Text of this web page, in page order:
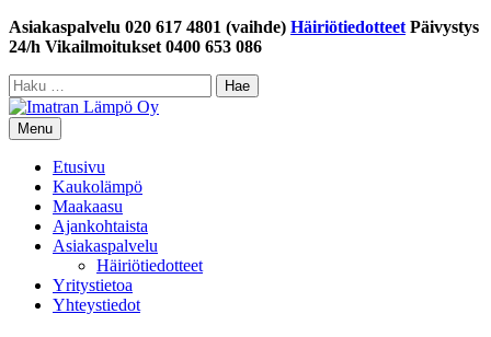
Siirry
sisältöön
Asiakaspalvelu 020 617 4801 (vaihde) Häiriötiedotteet Päivystys
24/h Vikailmoitukset 0400 653 086
Haku:
Menu
Etusivu
Kaukolämpö
Maakaasu
Ajankohtaista
Asiakaspalvelu
Häiriötiedotteet
Yritystietoa
Yhteystiedot